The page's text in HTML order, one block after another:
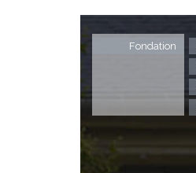
Fondation